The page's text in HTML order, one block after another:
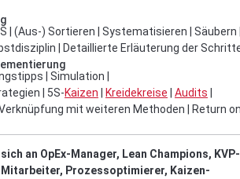
| (Aus-) Sortieren | Systematisieren | Säubern
| Detaillierte Erläuterung der
| Simulation |
| 5S-Kaizen Kreidekreise Audits
mit weiteren Methoden | Return
an OpEx-Manager, Lean Champions, KVP-
Prozessoptimierer, Kaizen-